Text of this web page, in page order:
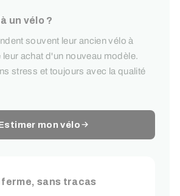
un vélo ?
souvent leur ancien vélo à
leur achat d'un nouveau modèle.
stress et toujours avec la qualité
mon vélo
sans tracas